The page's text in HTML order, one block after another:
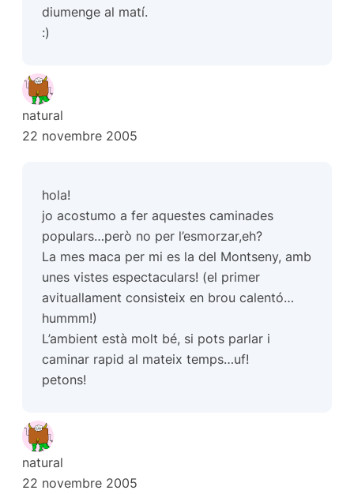
diumenge al matí.
:)
natural
22 novembre 2005
hola!
jo acostumo a fer aquestes caminades
populars…però no per l’esmorzar,eh?
La mes maca per mi es la del Montseny, amb
unes vistes espectaculars! (el primer
avituallament consisteix en brou calentó…
hummm!)
L’ambient està molt bé, si pots parlar i
caminar rapid al mateix temps…uf!
petons!
natural
22 novembre 2005